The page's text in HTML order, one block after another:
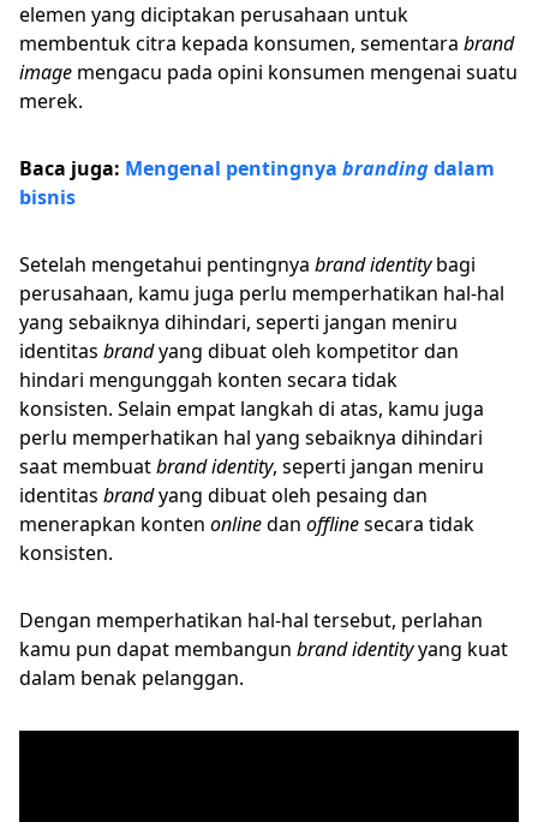
elemen yang diciptakan perusahaan untuk
membentuk citra kepada konsumen, sementara brand
image mengacu pada opini konsumen mengenai suatu
merek.
Baca juga: Mengenal pentingnya brandingdalam
bisnis
Setelah mengetahui pentingnya brand identitybagi
perusahaan, kamu juga perlu memperhatikan hal-hal
yang sebaiknya dihindari, seperti jangan meniru
identitas brandyang dibuat oleh kompetitor dan
hindari mengunggah konten secara tidak
konsisten. Selain empat langkah di atas, kamu juga
perlu memperhatikan hal yang sebaiknya dihindari
saat membuatbrand identity, seperti jangan meniru
identitas brandyang dibuat oleh pesaing dan
menerapkan konten onlinedan offlinesecara tidak
konsisten.
Dengan memperhatikan hal-hal tersebut, perlahan
kamu pun dapat membangun brand identityyang kuat
dalam benak pelanggan.